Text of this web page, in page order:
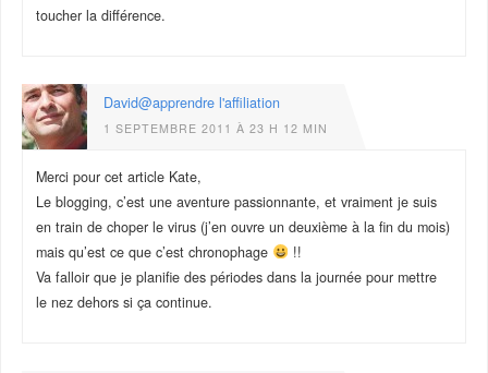
toucher la différence.
David@apprendre l'affiliation
1 SEPTEMBRE 2011 À 23 H 12 MIN
Merci pour cet article Kate,
Le blogging, c’est une aventure passionnante, et vraiment je suis
en train de choper le virus (j’en ouvre un deuxième à la fin du mois)
mais qu’est ce que c’est chronophage
!!
Va falloir que je planifie des périodes dans la journée pour mettre
le nez dehors si ça continue.